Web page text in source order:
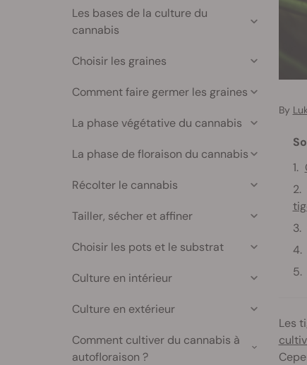
By
Les
Les bases de la culture du
cannabis
Choisir les graines
Comment faire germer les graines
La phase végétative du cannabis
La phase de floraison du cannabis
Récolter le cannabis
Tailler, sécher et affiner
Choisir les pots et le substrat
Culture en intérieur
Culture en extérieur
Comment cultiver du cannabis à
autofloraison ?